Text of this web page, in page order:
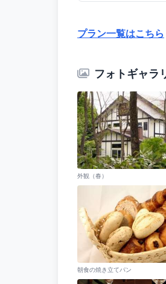
プラン一覧はこちら
フォトギャラ
外観（春）
朝食の焼き立てパン